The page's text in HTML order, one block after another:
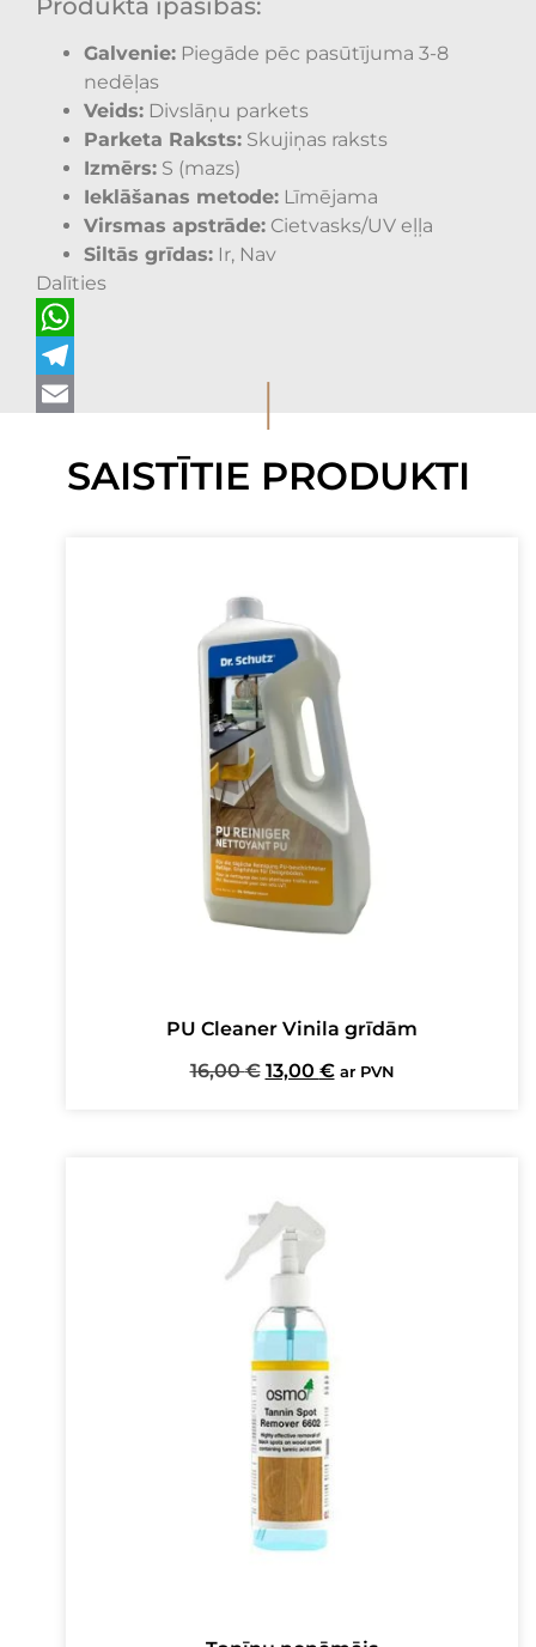
Produkta īpašības:
Galvenie: Piegāde pēc pasūtījuma 3-8
nedēļas
Veids: Divslāņu parkets
Parketa Raksts: Skujiņas raksts
Izmērs: S (mazs)
Ieklāšanas metode: Līmējama
Virsmas apstrāde: Cietvasks/UV eļļa
Siltās grīdas: Ir, Nav
Dalīties
WhatsApp
Telegram
I
SAISTĪTIE PRODUKTI
PU Cleaner Vinila grīdām
16,00€ Original
13,00 €Current
ar PVN